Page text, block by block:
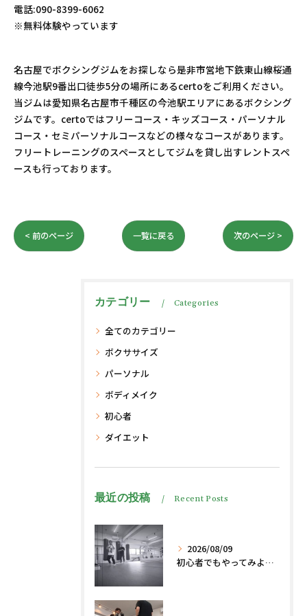
電話:090-8399-6062
※無料体験やっています
名古屋でボクシングジムをお探しなら是非市営地下鉄東山線桜通
線今池駅9番出口徒歩5分の場所にあるcertoをご利用ください。
当ジムは愛知県名古屋市千種区の今池駅エリアにあるボクシング
ジムです。certoではフリーコース・キッズコース・パーソナル
コース・セミパーソナルコースなどの様々なコースがあります。
フリートレーニングのスペースとしてジムを貸し出すレントスペ
ースも行っております。
< 前のページ 一覧に戻る 次のページ >
カテゴリー Categories
全てのカテゴリー
ボクササイズ
パーソナル
ボディメイク
初心者
ダイエット
最近の投稿 Recent Posts
2026/08/09
初心者でもやってみよう、格闘技でダイエット脂肪燃焼🔥